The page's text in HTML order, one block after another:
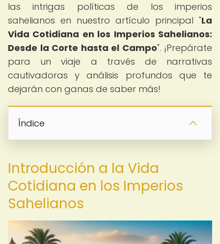
las intrigas políticas de los imperios
sahelianos en nuestro artículo principal "La
Vida Cotidiana en los Imperios Sahelianos:
Desde la Corte hasta el Campo". ¡Prepárate
para un viaje a través de narrativas
cautivadoras y análisis profundos que te
dejarán con ganas de saber más!
Índice
Introducción a la Vida
Cotidiana en los Imperios
Sahelianos